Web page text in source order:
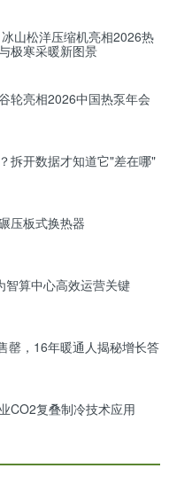
山松洋压缩机亮相2026热
极寒采暖新图景
轮亮相2026中国热泵年会
拆开数据才知道它"差在哪"
压板式换热器
智算中心高效运营关键
罄，16年暖通人揭秘增长答
CO2复叠制冷技术应用